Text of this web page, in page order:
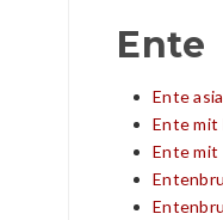
Ente
Ente
Ente mit
Ente mit